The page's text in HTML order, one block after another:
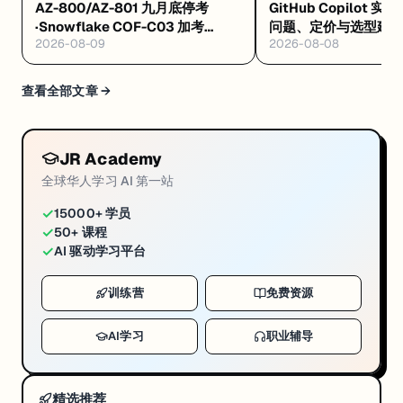
AZ-800/AZ-801 九月底停考
·Snowflake COF-C03 加考
Cortex AI·AWS 十万免费 AI 席
8/4 开训
2026-08-09
GitHub Copilot 实战
问题、定价与选型建议
2026-08-08
查看全部文章 →
JR Academy
全球华人学习 AI 第一站
✓15000+ 学员
✓50+ 课程
✓AI 驱动学习平台
训练营 免费资源
AI学习 职业辅导
精选推荐